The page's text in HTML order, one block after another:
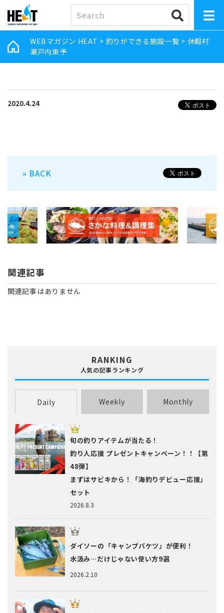
WEBマガジン HEAT > 釣りができる施設一覧 > 休暇村
瀬戸内東予
2020.4.24
» BACK
関連記事
関連記事はありません
RANKING
人気の記事ランキング
Daily Weekly Monthly
2026.8.3
旬の釣りアイテムが当たる！
釣り人応援 プレゼントキャンペーン！！【第
48弾】
まずはサビキから！「海釣りデビュー応援」
セット
2026.2.10
ダイソーの「キャンプバケツ」が便利！
水汲み…だけじゃない使い方9選